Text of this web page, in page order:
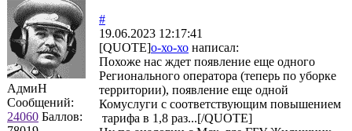
АдмиН
Сообщений:
24060 Баллов:
#
19.06.2023 12:17:41
[QUOTE]о-хо-хо написал:
Похоже нас ждет появление еще одного
Регионального оператора (теперь по уборке
территории), появление еще одной
Комуслуги с соответствующим повышением
тарифа в 1,8 раз...[/QUOTE]